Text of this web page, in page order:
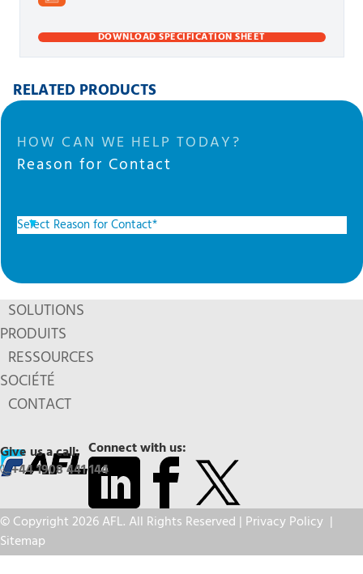
DOWNLOAD SPECIFICATION SHEET
RELATED PRODUCTS
HOW CAN WE HELP TODAY?
Reason for Contact
SOLUTIONS
PRODUITS
RESSOURCES
SOCIÉTÉ
CONTACT
Connect with us:
Give us a call:
+44 1908 441 144
© Copyright 2026 AFL. All Rights Reserved | Privacy Policy |
Sitemap